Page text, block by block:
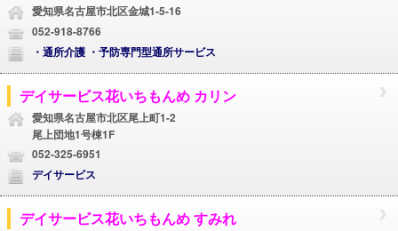
愛知県名古屋市北区金城1-5-16
052-918-8766
・通所介護 ・予防専門型通所サービス
デイサービス花いちもんめ カリン
愛知県名古屋市北区尾上町1-2
尾上団地1号棟1F
052-325-6951
デイサービス
デイサービス花いちもんめ すみれ